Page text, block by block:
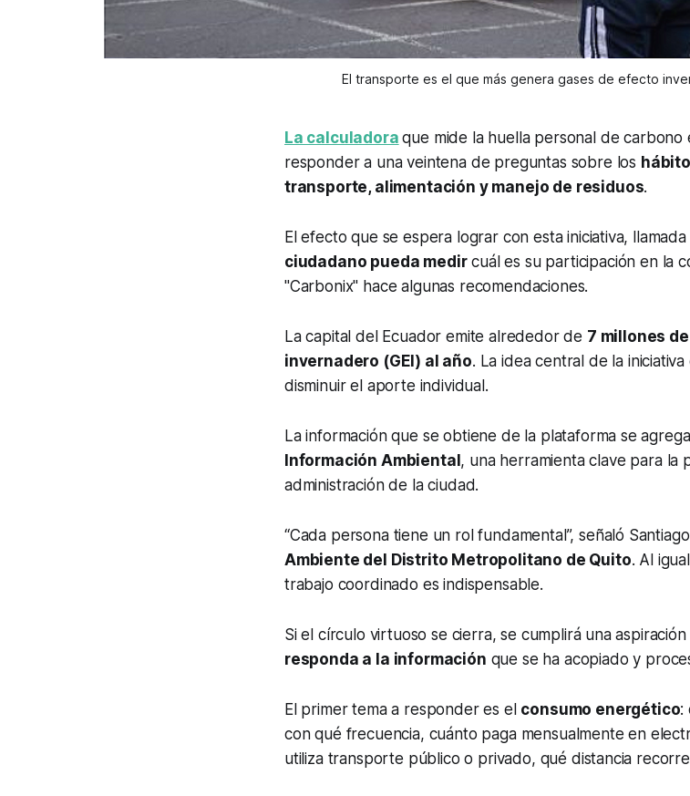
El transporte es el que más genera gases de efecto
La calculadora que mide la huella personal de carbono
responder a una veintena de preguntas sobre los
transporte, alimentación y manejo de residuos.
El efecto que se espera lograr con esta iniciativa, llamada
ciudadano pueda medircuál es su participación en la
"Carbonix" hace algunas recomendaciones.
La capital del Ecuador emite alrededor de 7 millones
invernadero (GEI) al año. La idea central de la
disminuir el aporte individual.
La información que se obtiene de la plataforma se agrega
Información Ambiental , una herramienta clave para la
administración de la ciudad.
“Cada persona tiene un rol fundamental”, señaló
Ambiente del Distrito Metropolitano de Quito. Al
trabajo coordinado es indispensable.
Si el círculo virtuoso se cierra, se cumplirá una
responda a la información que se ha acopiado y
El primer tema a responder es el consumo energético:
con qué frecuencia, cuánto paga mensualmente en
utiliza transporte público o privado, qué distancia